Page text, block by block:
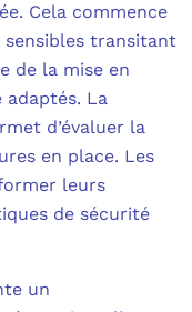
Cela commence
sensibles transitant
de la mise en
La
d’évaluer la
en place. Les
leurs
de sécurité
un